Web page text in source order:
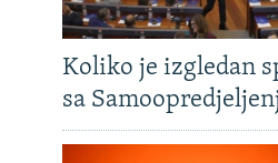
Koliko je izgledan
sa